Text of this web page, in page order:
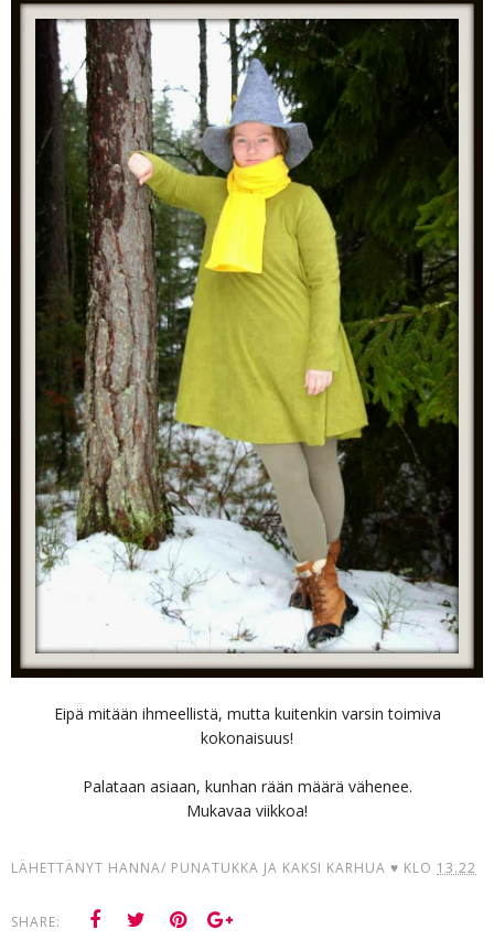
Eipä mitään ihmeellistä, mutta kuitenkin varsin toimiva
kokonaisuus!
Palataan asiaan, kunhan rään määrä vähenee.
Mukavaa viikkoa!
LÄHETTÄNYT HANNA/ PUNATUKKA JA KAKSI KARHUA ♥ KLO 13.22
SHARE: